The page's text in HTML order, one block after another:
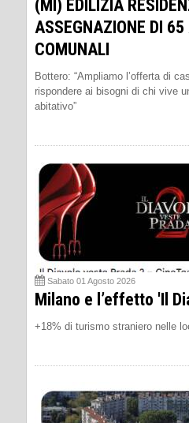
(MI) EDILIZIA
ASSEGNAZIONE DI 65
COMUNALI
Bottero: “Ampliamo l’offerta di
rispondere ai bisogni di chi vive
abitativo”
Sabato 01 Agosto 2026
Milano e l’effetto 'Il
+18% di turismo straniero nelle